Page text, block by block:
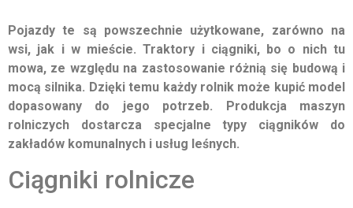
Pojazdy te są powszechnie użytkowane, zarówno na
wsi, jak i w mieście. Traktory i ciągniki, bo o nich tu
mowa, ze względu na zastosowanie różnią się budową i
mocą silnika. Dzięki temu każdy rolnik może kupić model
dopasowany do jego potrzeb. Produkcja maszyn
rolniczych dostarcza specjalne typy ciągników do
zakładów komunalnych i usług leśnych.
Ciągniki rolnicze